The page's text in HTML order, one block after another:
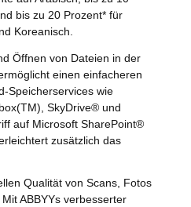
bis zu 20 Prozent* für
Koreanisch.
Öffnen von Dateien in der
einen einfacheren
Speicherservices wie
SkyDrive® und
auf Microsoft SharePoint®
zusätzlich das
Qualität von Scans, Fotos
ABBYYs verbesserter